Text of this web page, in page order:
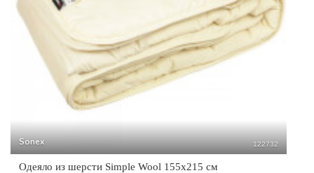
Sonex 122732
Одеяло из шерсти Simple Wool 155х215 см